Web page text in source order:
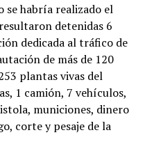
se habría realizado el
detenidas 6
dedicada al tráfico de
de más de 120
plantas vivas del
1 camión, 7 vehículos,
municiones, dinero
corte y pesaje de la